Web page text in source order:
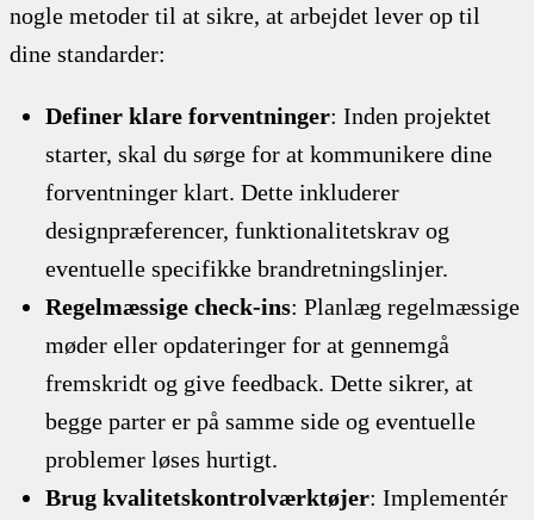
nogle metoder til at sikre, at arbejdet lever op til
dine standarder:
Definer klare forventninger: Inden projektet
starter, skal du sørge for at kommunikere dine
forventninger klart. Dette inkluderer
designpræferencer, funktionalitetskrav og
eventuelle specifikke brandretningslinjer.
Regelmæssige check-ins: Planlæg regelmæssige
møder eller opdateringer for at gennemgå
fremskridt og give feedback. Dette sikrer, at
begge parter er på samme side og eventuelle
problemer løses hurtigt.
Brug kvalitetskontrolværktøjer: Implementér